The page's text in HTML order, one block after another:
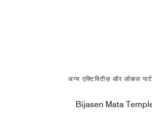
अन्य एक्टिविटीज़ और लोकल
Bijasen Mata